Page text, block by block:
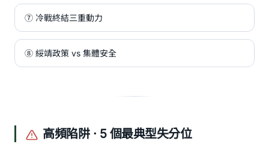
⑦ 冷戰終結三重動力
⑧ 綏靖政策 vs 集體安全
高頻陷阱 · 5 個最典型失分位